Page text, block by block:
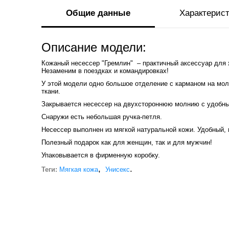
Общие данные
Описание модели:
Кожаный несессер "Гремлин" – практичный аксессуар для
Незаменим в поездках и командировках!
У этой модели одно большое отделение с карманом на
ткани.
Закрывается несессер на двухстороннюю молнию с
Снаружи есть небольшая ручка-петля.
Несессер выполнен из мягкой натуральной кожи.
Полезный подарок как для женщин, так и для мужчин!
Упаковывается в фирменную коробку.
Теги: Мягкая кожа, Унисекс.